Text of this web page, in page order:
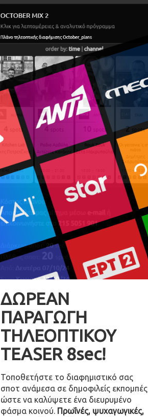
ΔΩΡΕΑΝ
ΠΑΡΑΓΩΓΗ
ΤΗΛΕΟΠΤΙΚΟΥ
TEASER 8sec!
Τοποθετήστε το διαφημιστικό σας
σποτ ανάμεσα σε δημοφιλείς εκπομπές
ώστε να καλύψετε ένα διευρυμένο
φάσμα κοινού. Πρωΐνές, ψυχαγωγικές,